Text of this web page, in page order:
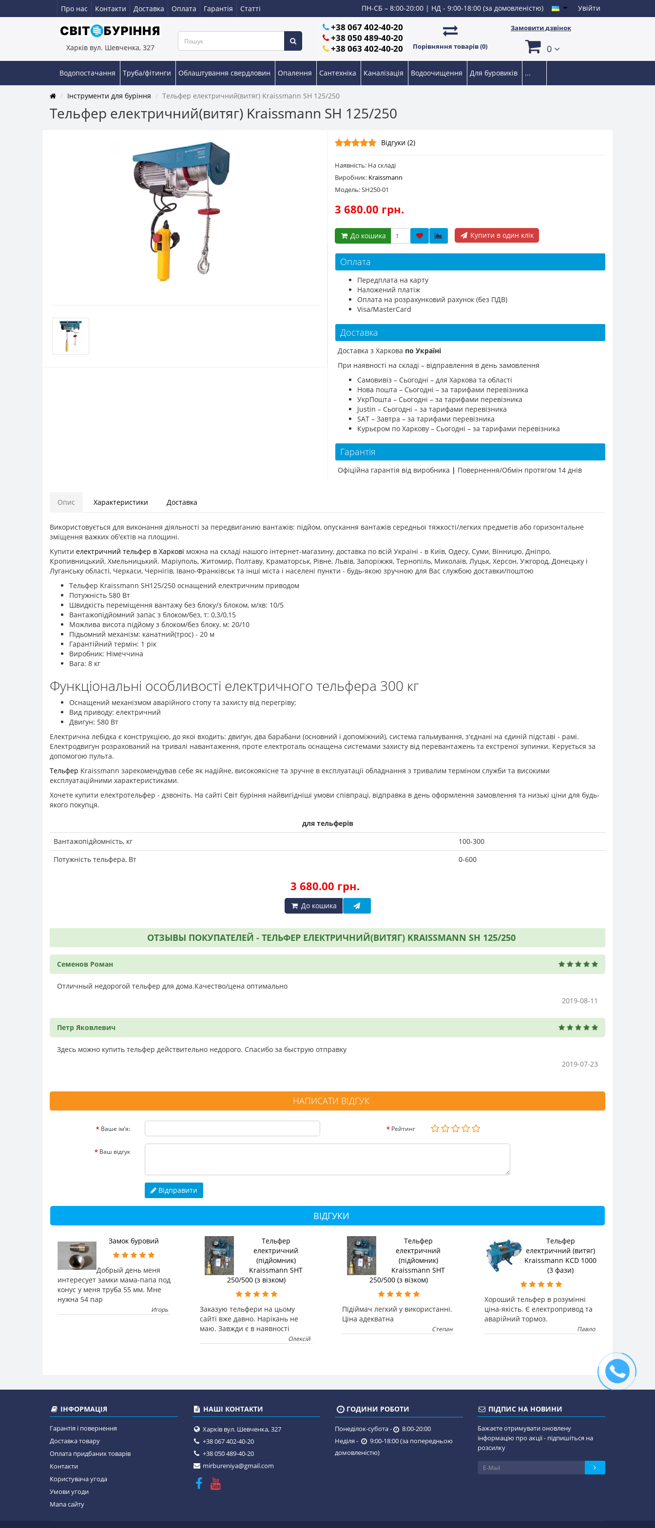
Про нас Контакти Доставка Оплата Гарантія Статті ПН-СБ – 8:00-20:00 | НД - 9:00-18:00 (за домовленістю) Увійти
Харків вул. Шевченка, 327
+38 067 402-40-20
+38 050 489-40-20
+38 063 402-40-20
Порівняння товарів (0)
Замовити дзвінок
0
Водопостачання Труба/фітинги Облаштування свердловин Опалення Сантехніка Каналізація Водоочищення Для буровиків ...
Інструменти для буріння Тельфер електричний(витяг) Kraissmann SH 125/250
Тельфер електричний(витяг) Kraissmann SH 125/250
Відгуки (2)
Наявність: На складі
Виробник: Kraissmann
Модель: SH250-01
3 680.00 грн.
До кошика Купити в один клік
Оплата
Передплата на карту
Наложений платіж
Оплата на розрахунковий рахунок (без ПДВ)
Visa/MasterCard
Доставка
Доставка з Харкова по Україні
При наявності на складі – відправлення в день замовлення
Самовивіз – Сьогодні – для Харкова та області
Нова пошта – Сьогодні – за тарифами перевізника
УкрПошта – Сьогодні – за тарифами перевізника
Justin – Сьогодні – за тарифами перевізника
SAT – Завтра – за тарифами перевізника
Курьєром по Харкову – Сьогодні – за тарифами перевізника
Гарантія
Офіційна гарантія від виробника | Повернення/Обмін протягом 14 днів
Опис Характеристики Доставка
Використовується для виконання діяльності за передвиганию вантажів: підйом, опускання вантажів середньої тяжкості/легких предметів або горизонтальне
зміщення важких об'єктів на площині.
Купити електричний тельфер в Харкові можна на складі нашого інтернет-магазину, доставка по всій Україні - в Київ, Одесу, Суми, Вінницю, Дніпро,
Кропивницький, Хмельницький. Маріуполь, Житомир, Полтаву, Краматорськ, Рівне, Львів, Запоріжжя, Тернопіль, Миколаїв, Луцьк, Херсон, Ужгород, Донецьку і
Луганську області, Черкаси, Чернігів, Івано-Франківськ та інші міста і населені пункти - будь-якою зручною для Вас службою доставки/поштою
Тельфер Kraissmann SH125/250 оснащений електричним приводом
Потужність 580 Вт
Швидкість переміщення вантажу без блоку/з блоком, м/хв: 10/5
Вантажопідйомний запас з блоком/без, т: 0,3/0,15
Можлива висота підйому з блоком/без блоку, м: 20/10
Підьомний механізм: канатний(трос) - 20 м
Гарантійний термін: 1 рік
Виробник: Німеччина
Вага: 8 кг
Функціональні особливості електричного тельфера 300 кг
Оснащений механізмом аварійного стопу та захисту від перегріву;
Вид приводу: електричний
Двигун: 580 Вт
Електрична лебідка є конструкцією, до якої входить: двигун, два барабани (основний і допоміжний), система гальмування, з'єднані на єдиній підставі - рамі.
Електродвигун розрахований на тривалі навантаження, проте електроталь оснащена системами захисту від перевантажень та екстреної зупинки. Керується за
допомогою пульта.
Тельфер Kraissmann зарекомендував себе як надійне, високоякісне та зручне в експлуатації обладнання з тривалим терміном служби та високими
експлуатаційними характеристиками.
Хочете купити електротельфер - дзвоніть. На сайті Світ буріння найвигідніші умови співпраці, відправка в день оформлення замовлення та низькі ціни для будь-
якого покупця.
для тельферів
Вантажопідйомність, кг
100-300
Потужність тельфера, Вт
0-600
3 680.00 грн.
До кошика
ОТЗЫВЫ ПОКУПАТЕЛЕЙ - ТЕЛЬФЕР ЕЛЕКТРИЧНИЙ(ВИТЯГ) KRAISSMANN SH 125/250
Семенов Роман
Отличный недорогой тельфер для дома.Качество/цена оптимально
2019-08-11
Петр Яковлевич
Здесь можно купить тельфер действительно недорого. Спасибо за быструю отправку
2019-07-23
НАПИСАТИ ВІДГУК
Ваше ім’я: Рейтинг
Ваш відгук
Відправити
ВІДГУКИ
Замок буровий
Добрый день меня
интересует замки мама-папа под
конус у меня труба 55 мм. Мне
нужна 54 пар
Игорь
Тельфер
електричний
(підйомник)
Kraissmann SHT
250/500 (з візком)
Заказую тельфери на цьому
сайті вже давно. Нарікань не
маю. Завжди є в наявності
Олексій
Тельфер
електричний
(підйомник)
Kraissmann SHT
250/500 (з візком)
Підіймач легкий у використанні.
Ціна адекватна
Степан
Тельфер
електричний (витяг)
Kraissmann KCD 1000
(3 фази)
Хороший тельфер в розумінні
ціна-якість. Є електропривод та
аварійний тормоз.
Павло
ІНФОРМАЦІЯ
Гарантія і повернення
Доставка товару
Оплата придбаних товарів
Контакти
Користувача угода
Умови угоди
Мапа сайту
НАШІ КОНТАКТИ
Харків вул. Шевченка, 327
+38 067 402-40-20
+38 050 489-40-20
mirbureniya@gmail.com
ГОДИНИ РОБОТИ
Понеділок-субота -
8:00-20:00
Неділя -
9:00-18:00 (за попередньою
домовленістю)
ПІДПИС НА НОВИНИ
Бажаєте отримувати оновлену
інформацію про акції - підпишіться на
розсилку